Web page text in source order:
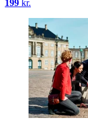
199 kr.